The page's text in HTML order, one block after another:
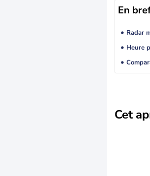
En
Radar
Heure
Cet